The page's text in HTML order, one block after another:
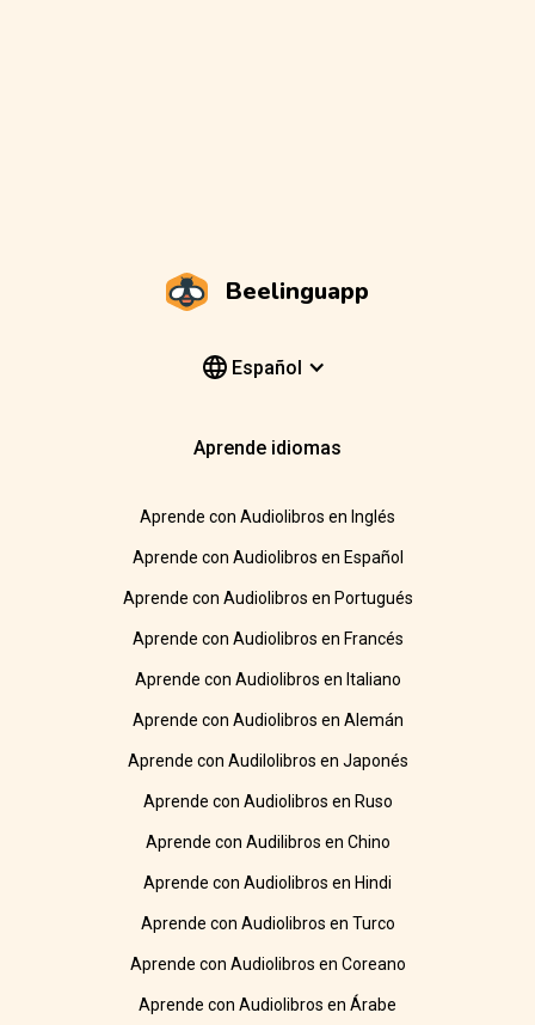
Beelinguapp
Español
Aprende idiomas
Aprende con Audiolibros en Inglés
Aprende con Audiolibros en Español
Aprende con Audiolibros en Portugués
Aprende con Audiolibros en Francés
Aprende con Audiolibros en Italiano
Aprende con Audiolibros en Alemán
Aprende con Audilolibros en Japonés
Aprende con Audiolibros en Ruso
Aprende con Audilibros en Chino
Aprende con Audiolibros en Hindi
Aprende con Audiolibros en Turco
Aprende con Audiolibros en Coreano
Aprende con Audiolibros en Árabe